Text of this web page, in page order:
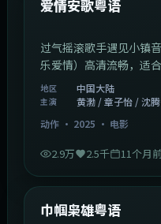
爱情安歌粤语
过气摇滚歌手遇见小镇
乐爱情）高清流畅，适合
地区 中国大陆
主演
黄渤 / 章子怡 / 沈腾
动作· 2025 · 电影
2.9万 2.5千 11个月
最新
巾帼枭雄粤语